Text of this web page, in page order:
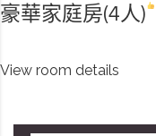
豪華家庭房(4人)
View room details